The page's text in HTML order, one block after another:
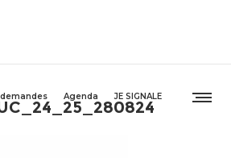
Agenda JE SIGNALE